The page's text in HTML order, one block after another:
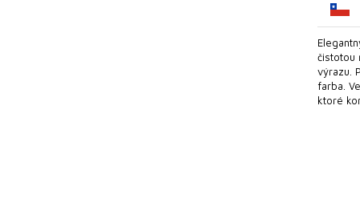
čistotou
výrazu.
farba.
ktoré